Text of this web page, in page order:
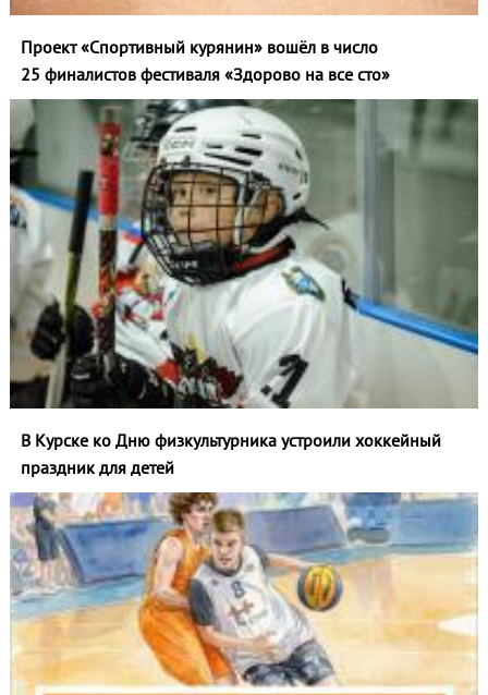
Проект «Спортивный курянин» вошёл в число
25 финалистов фестиваля «Здорово на все сто»
В Курске ко Дню физкультурника устроили хоккейный
праздник для детей